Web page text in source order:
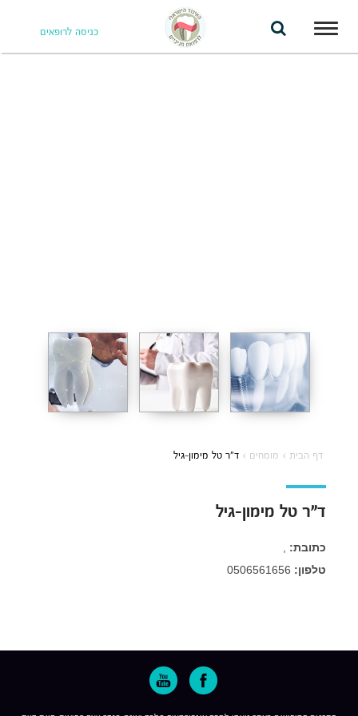
Toggle
navigation
כניסה לרופאים
דף הבית › מומחים › ד”ר טל מימון-גיל
ד”ר טל מימון-גיל
כתובת:
טלפון: 0506561656